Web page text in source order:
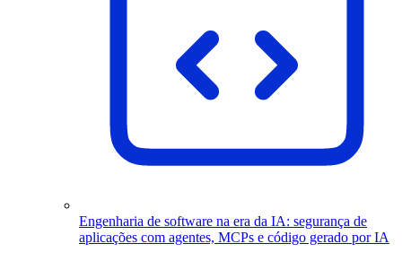
Engenharia de software na era da IA: segurança de
aplicações com agentes, MCPs e código gerado por IA